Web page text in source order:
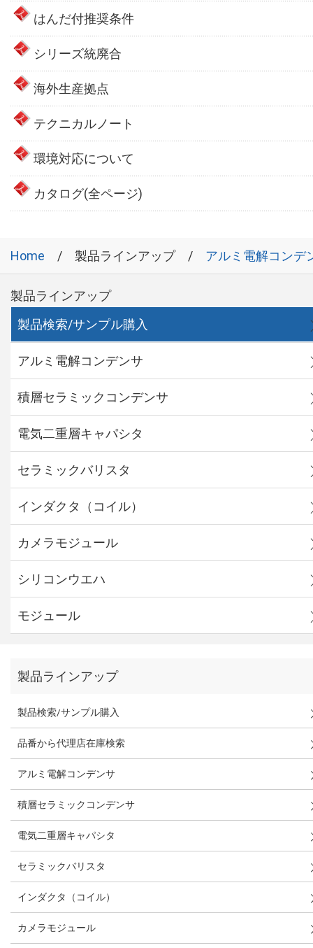
はんだ付推奨条件
シリーズ統廃合
海外生産拠点
テクニカルノート
環境対応について
カタログ(全ページ)
Home 製品ラインアップ アルミ電解コンデ
製品ラインアップ
製品検索/サンプル購入
アルミ電解コンデンサ
積層セラミックコンデンサ
電気二重層キャパシタ
セラミックバリスタ
インダクタ（コイル）
カメラモジュール
シリコンウエハ
モジュール
製品ラインアップ
製品検索/サンプル購入
品番から代理店在庫検索
アルミ電解コンデンサ
積層セラミックコンデンサ
電気二重層キャパシタ
セラミックバリスタ
インダクタ（コイル）
カメラモジュール